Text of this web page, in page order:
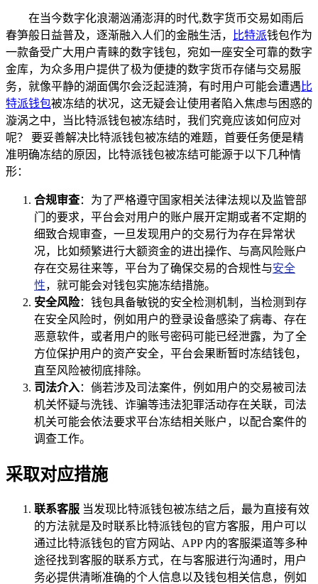
在当今数字化浪潮汹涌澎湃的时代,数字货币交易如雨后
春笋般日益普及，逐渐融入人们的金融生活，
比特派钱包作为
一款备受广大用户青睐的数字钱包，宛如一座安全可靠的数字
金库，为众多用户提供了极为便捷的数字货币存储与交易服
务，就像平静的湖面偶尔会泛起涟漪，有时用户可能会遭遇 比
特派钱包被冻结的状况，这无疑会让使用者陷入焦虑与困惑的
漩涡之中，当比特派钱包被冻结时，我们究竟应该如何应对
呢？ 要妥善解决比特派钱包被冻结的难题，首要任务便是精
准明确冻结的原因，比特派钱包被冻结可能源于以下几种情
形：
合规审查：为了严格遵守国家相关法律法规以及监管部
门的要求，平台会对用户的账户展开定期或者不定期的
细致合规审查，一旦发现用户的交易行为存在异常状
况，比如频繁进行大额资金的进出操作、与高风险账户
存在交易往来等，平台为了确保交易的合规性与安全
性，就可能会对钱包实施冻结措施。
安全风险：钱包具备敏锐的安全检测机制，当检测到存
在安全风险时，例如用户的登录设备感染了病毒、存在
恶意软件，或者用户的账号密码可能已经泄露，为了全
方位保护用户的资产安全，平台会果断暂时冻结钱包，
直至风险被彻底排除。
司法介入：倘若涉及司法案件，例如用户的交易被司法
机关怀疑与洗钱、诈骗等违法犯罪活动存在关联，司法
机关可能会依法要求平台冻结相关账户，以配合案件的
调查工作。
采取对应措施
联系客服 当发现比特派钱包被冻结之后，最为直接有效
的方法就是及时联系比特派钱包的官方客服，用户可以
通过比特派钱包的官方网站、APP 内的客服渠道等多种
途径找到客服的联系方式，在与客服进行沟通时，用户
务必提供清晰准确的个人信息以及钱包相关信息，例如